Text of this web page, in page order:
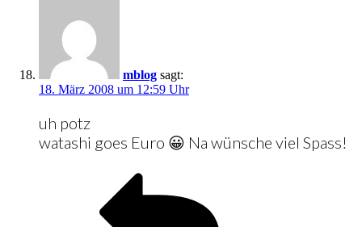
mblog sagt:
18. März 2008 um 12:59 Uhr
uh potz
watashi goes Euro 😀 Na wünsche viel Spass!